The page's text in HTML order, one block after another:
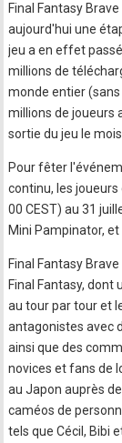
Final Fantasy
aujourd'hui une
jeu a en effet
millions de
monde entier
millions de joueurs
sortie du jeu le
Pour fêter
continu, les
00 CEST) au 31
Mini Pampinator,
Final Fantasy
Final Fantasy,
au tour par tour et
antagonistes avec
ainsi que des
novices et fans de
au Japon auprès
caméos de
tels que Cécil, Bibi